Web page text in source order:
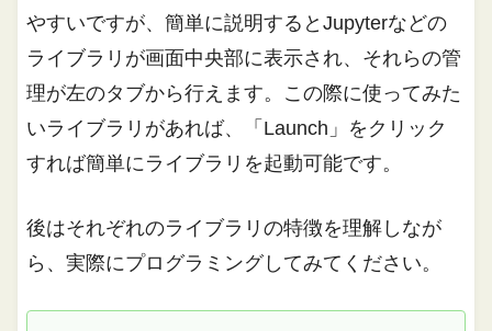
やすいですが、簡単に説明するとJupyterなどの
ライブラリが画面中央部に表示され、それらの管
理が左のタブから行えます。この際に使ってみた
いライブラリがあれば、「Launch」をクリック
すれば簡単にライブラリを起動可能です。
後はそれぞれのライブラリの特徴を理解しなが
ら、実際にプログラミングしてみてください。